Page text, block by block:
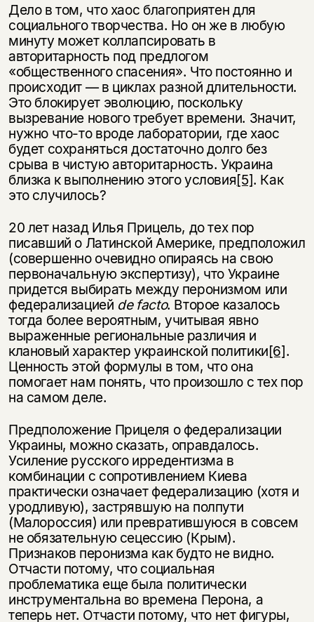
Дело в том, что хаос благоприятен для
социального творчества. Но он же в любую
минуту может коллапсировать в
авторитарность под предлогом
«общественного спасения». Что постоянно и
происходит — в циклах разной длительности.
Это блокирует эволюцию, поскольку
вызревание нового требует времени. Значит,
нужно что-то вроде лаборатории, где хаос
будет сохраняться достаточно долго без
срыва в чистую авторитарность. Украина
близка к выполнению этого условия[5]. Как
это случилось?
20 лет назад Илья Прицель, до тех пор
писавший о Латинской Америке, предположил
(совершенно очевидно опираясь на свою
первоначальную экспертизу), что Украине
придется выбирать между перонизмом или
федерализацией de facto. Второе казалось
тогда более вероятным, учитывая явно
выраженные региональные различия и
клановый характер украинской политики[6].
Ценность этой формулы в том, что она
помогает нам понять, что произошло с тех пор
на самом деле.
Предположение Прицеля о федерализации
Украины, можно сказать, оправдалось.
Усиление русского ирредентизма в
комбинации с сопротивлением Киева
практически означает федерализацию (хотя и
уродливую), застрявшую на полпути
(Малороссия) или превратившуюся в совсем
не обязательную сецессию (Крым).
Признаков перонизма как будто не видно.
Отчасти потому, что социальная
проблематика еще была политически
инструментальна во времена Перона, а
теперь нет. Отчасти потому, что нет фигуры,